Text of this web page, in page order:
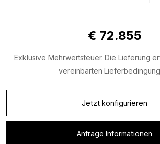
€ 72.855
Exklusive Mehrwertsteuer. Die Lieferung
vereinbarten
Jetzt konfigurieren
Anfrage Informationen